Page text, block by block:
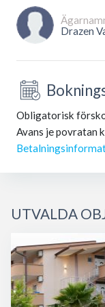
Drazen
Obligatorisk
Avans je povratan
UTVALDA